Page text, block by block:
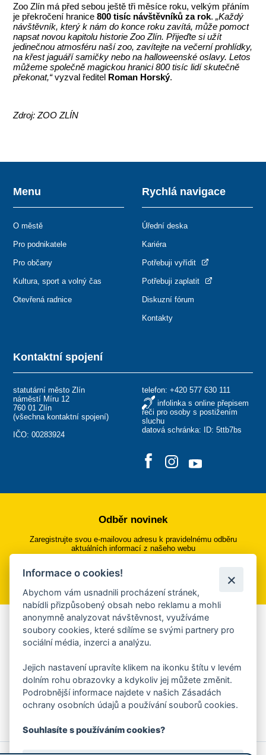
Zoo Zlín má před sebou ještě tři měsíce roku, velkým přáním
je překročení hranice800 tisíc návštěvníků za rok.„Každý
návštěvník, který k nám do konce roku zavítá, může pomoct
napsat novou kapitolu historie Zoo Zlín. Přijeďte si užít
jedinečnou atmosféru naší zoo, zavítejte na večerní prohlídky,
na křest jaguáří samičky nebo na halloweenské oslavy. Letos
můžeme společně magickou hranici 800 tisíc lidí skutečně
překonat,“vyzval ředitel Roman Horský.
Zdroj: ZOO ZLÍN
Kontaktní spojení
statutární město Zlín
náměstí Míru 12
760 01 Zlín
(všechna kontaktní spojení)
IČO: 00283924
telefon: +420 577 630 111
infolinka s online přepisem
řeči pro osoby s postižením
sluchu
datová schránka: ID: 5ttb7bs
Menu
O městě
Pro podnikatele
Pro občany
Kultura, sport a volný čas
Otevřená radnice
Rychlá navigace
Úřední deska
Kariéra
Potřebuji vyřídit
Potřebuji zaplatit
Diskuzní fórum
Kontakty
Odběr novinek
Zaregistrujte svou e-mailovou adresu k pravidelnému odběru
aktuálních informací z našeho webu
Přihlásit se k odběru
Aplikace Mobilní rozhlas
Chcete dostávat do svého mobilu či mailu upozornění na
ankety, pozvánky na kulturní a sportovní akce?
Více informací o aplikaci
Informace o cookies!
Abychom vám usnadnili procházení stránek,
nabídli přizpůsobený obsah nebo reklamu a mohli
anonymně analyzovat návštěvnost, využíváme
soubory cookies, které sdílíme se svými partnery pro
sociální média, inzerci a analýzu.
Jejich nastavení upravíte klikem na ikonku štítu v levém
dolním rohu obrazovky a kdykoliv jej můžete změnit.
Podrobnější informace najdete v našich Zásadách
ochrany osobních údajů a používání souborů cookies.
Souhlasíte s používáním cookies?